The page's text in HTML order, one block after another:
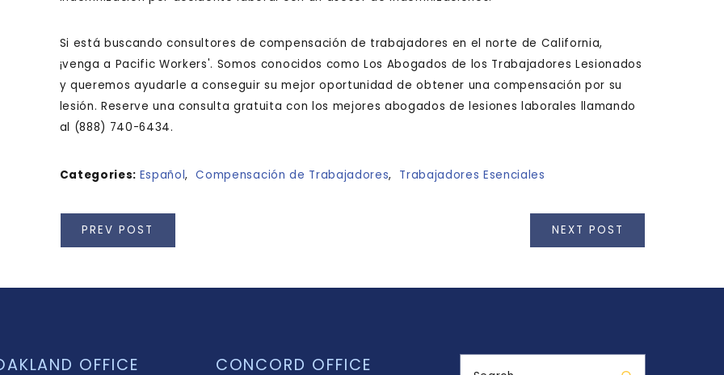
Si está buscando consultores de compensación de trabajadores en el norte de California,
¡venga a Pacific Workers'. Somos conocidos como Los Abogados de los Trabajadores Lesionados
y queremos ayudarle a conseguir su mejor oportunidad de obtener una compensación por su
lesión. Reserve una consulta gratuita con los mejores abogados de lesiones laborales llamando
al (888) 740-6434.
Categories: Español,Compensación de Trabajadores, Trabajadores Esenciales
PREV POST NEXT POST
OFFICE CONCORD OFFICE